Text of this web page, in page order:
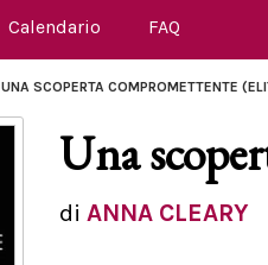
Calendario FAQ
UNA SCOPERTA COMPROMETTENTE
Una
diANNA CLEARY